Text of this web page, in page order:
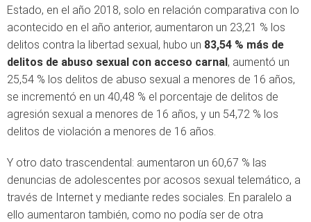
Estado, en el año 2018, solo en relación comparativa con lo
acontecido en el año anterior, aumentaron un 23,21 % los
delitos contra la libertad sexual, hubo un 83,54 % más de
delitos de abuso sexual con acceso carnal, aumentó un
25,54 % los delitos de abuso sexual a menores de 16 años,
se incrementó en un 40,48 % el porcentaje de delitos de
agresión sexual a menores de 16 años, y un 54,72 % los
delitos de violación a menores de 16 años.
Y otro dato trascendental: aumentaron un 60,67 % las
denuncias de adolescentes por acosos sexual telemático, a
través de Internet y mediante redes sociales. En paralelo a
ello aumentaron también, como no podía ser de otra